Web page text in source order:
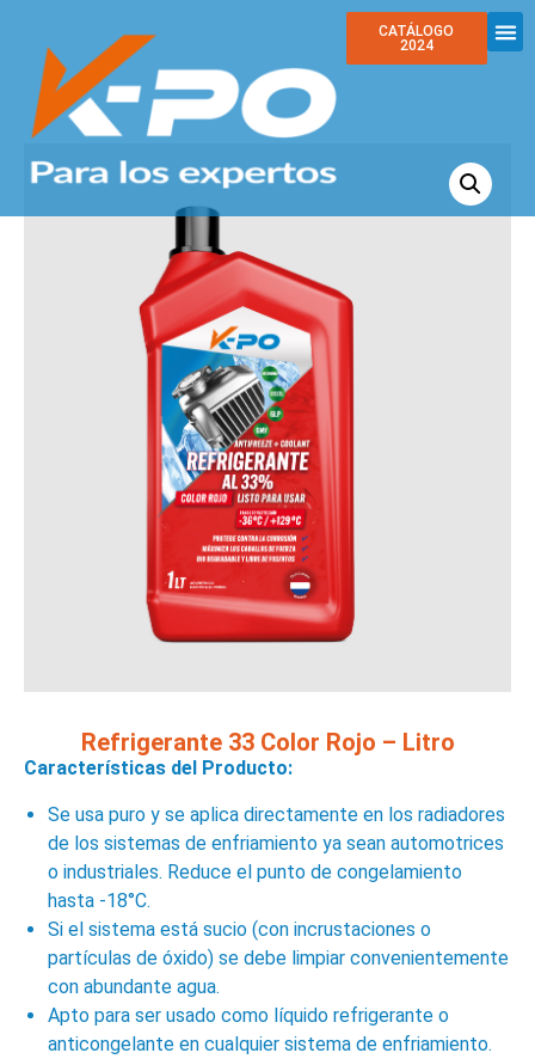
CATÁLOGO
2024
Refrigerante 33 Color Rojo – Litro
Características del Producto:
Se usa puro y se aplica directamente en los radiadores
de los sistemas de enfriamiento ya sean automotrices
o industriales. Reduce el punto de congelamiento
hasta -18°C.
Si el sistema está sucio (con incrustaciones o
partículas de óxido) se debe limpiar convenientemente
con abundante agua.
Apto para ser usado como líquido refrigerante o
anticongelante en cualquier sistema de enfriamiento.